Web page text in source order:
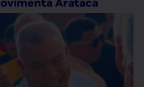
Arataca